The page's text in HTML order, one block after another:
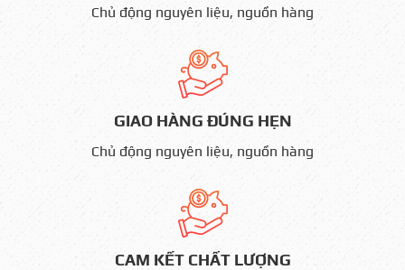
Chủ động nguyên liệu, nguồn hàng
GIAO HÀNG ĐÚNG HẸN
Chủ động nguyên liệu, nguồn hàng
CAM KẾT CHẤT LƯỢNG